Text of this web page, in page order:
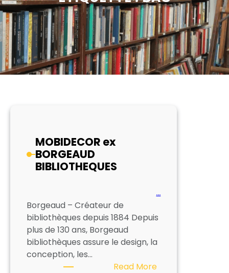
MOBIDECOR ex
BORGEAUD
BIBLIOTHEQUES
…
Borgeaud – Créateur de
bibliothèques depuis 1884 Depuis
plus de 130 ans, Borgeaud
bibliothèques assure le design, la
conception, les…
Read More: